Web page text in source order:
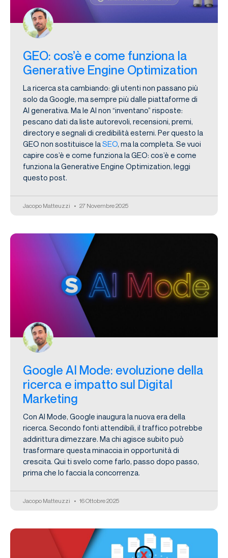
GEO: cos’è e come funziona la
Generative Engine Optimization
La ricerca sta cambiando: gli utenti non passano più
solo da Google, ma sempre più dalle piattaforme di
AI generativa. Ma le AI non “inventano” risposte:
pescano dati da liste autorevoli, recensioni, premi,
directory e segnali di credibilità esterni. Per questo la
GEO non sostituisce laSEO, ma la completa. Se vuoi
capire cos’è e come funziona la GEO: cos’è e come
funziona la Generative Engine Optimization, leggi
questo post.
Jacopo Matteuzzi 27 Novembre 2025
Google AI Mode: evoluzione della
ricerca e impatto sul Digital
Marketing
Con AI Mode, Google inaugura la nuova era della
ricerca. Secondo fonti attendibili, il traffico potrebbe
addirittura dimezzare. Ma chi agisce subito può
trasformare questa minaccia in opportunità di
crescita. Qui ti svelo come farlo, passo dopo passo,
prima che lo faccia la concorrenza.
Jacopo Matteuzzi 16 Ottobre 2025